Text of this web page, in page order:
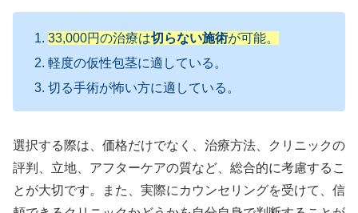
33,000円の治療は切らない施術が可能。
軽度の仮性包茎に適している。
切る手術が怖い方に適している。
選択する際は、価格だけでなく、治療方法、クリニックの
評判、立地、アフターケアの質など、総合的に考慮するこ
とが大切です。また、実際にカウンセリングを受けて、信